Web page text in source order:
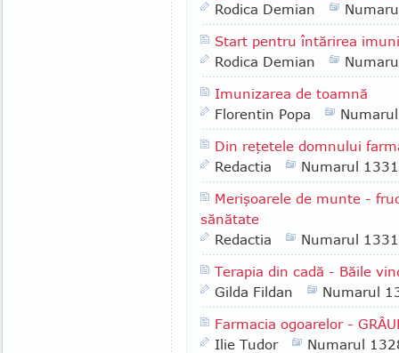
Rodica Demian
Start pentru întărirea
Rodica Demian
Imunizarea de toamnă
Florentin Popa
Din reţetele domnului
Redactia
Numarul 1331
Merişoarele de munte -
sănătate
Redactia
Numarul 1331
Terapia din cadă - Băile
Gilda Fildan
Numarul
Farmacia ogoarelor -
Ilie Tudor
Numarul